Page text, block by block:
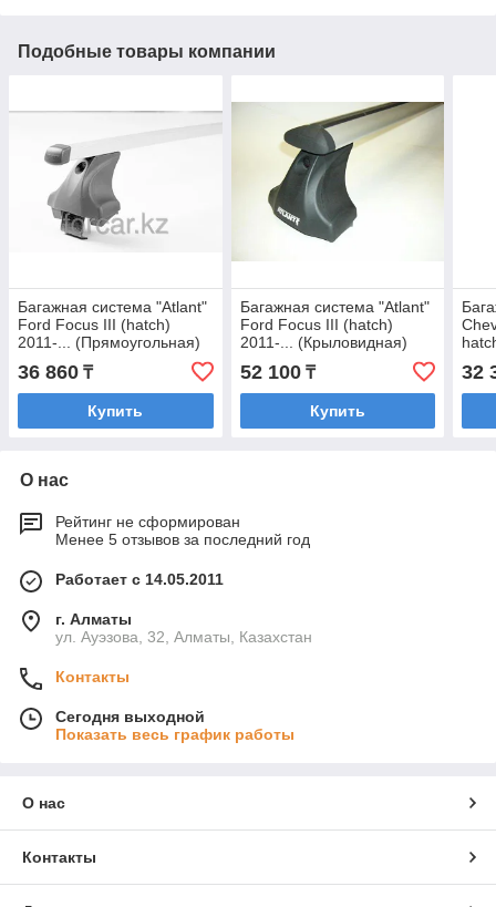
Подобные товары компании
Багажная система "Atlant"
Ford Focus III (hatch)
2011-... (Прямоугольная)
36 860 ₸
Купить
Багажная система "Atlant"
Ford Focus III (hatch)
2011-... (Крыловидная)
52 100₸
Купить
32
О нас
Рейтинг не сформирован
Менее 5 отзывов за последний год
Работает с 14.05.2011
г. Алматы
ул. Ауэзова, 32, Алматы, Казахстан
Контакты
Сегодня выходной
Показать весь график работы
О нас
Контакты